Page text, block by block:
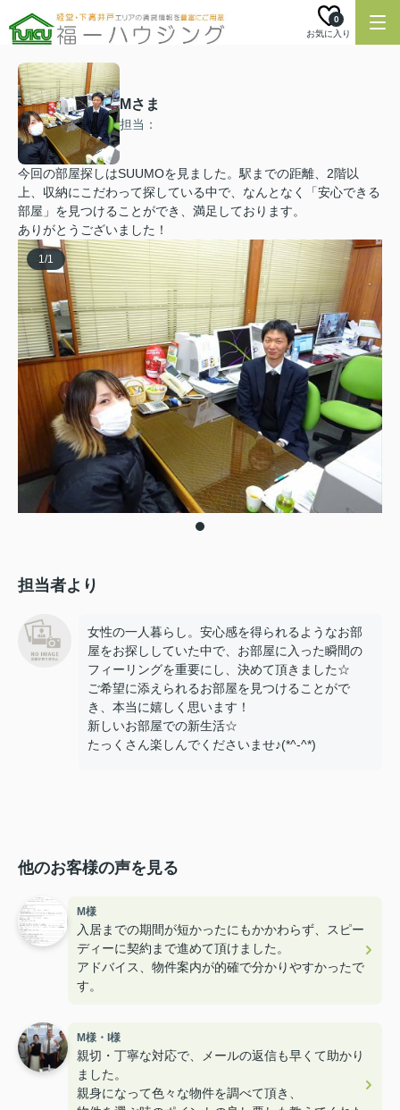
お気に入り
0
Mさま
担当：
今回の部屋探しはSUUMOを見ました。駅までの距離、2階以
上、収納にこだわって探している中で、なんとなく「安心できる
部屋」を見つけることができ、満足しております。
ありがとうございました！
1/1
担当者より
女性の一人暮らし。安心感を得られるようなお部
屋をお探ししていた中で、お部屋に入った瞬間の
フィーリングを重要にし、決めて頂きました☆
ご希望に添えられるお部屋を見つけることがで
き、本当に嬉しく思います！
新しいお部屋での新生活☆
たっくさん楽しんでくださいませ♪(*^-^*)
他のお客様の声を見る
M様
入居までの期間が短かったにもかかわらず、スピー
ディーに契約まで進めて頂けました。
アドバイス、物件案内が的確で分かりやすかったで
す。
M様・I様
親切・丁寧な対応で、メールの返信も早くて助かり
ました。
親身になって色々な物件を調べて頂き、